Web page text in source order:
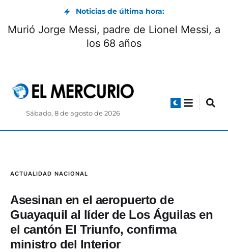
Noticias de última hora:
Murió Jorge Messi, padre de Lionel Messi, a
los 68 años
Sábado, 8 de agosto de 2026
ACTUALIDAD NACIONAL
Asesinan en el aeropuerto de
Guayaquil al líder de Los Águilas en
el cantón El Triunfo, confirma
ministro del Interior